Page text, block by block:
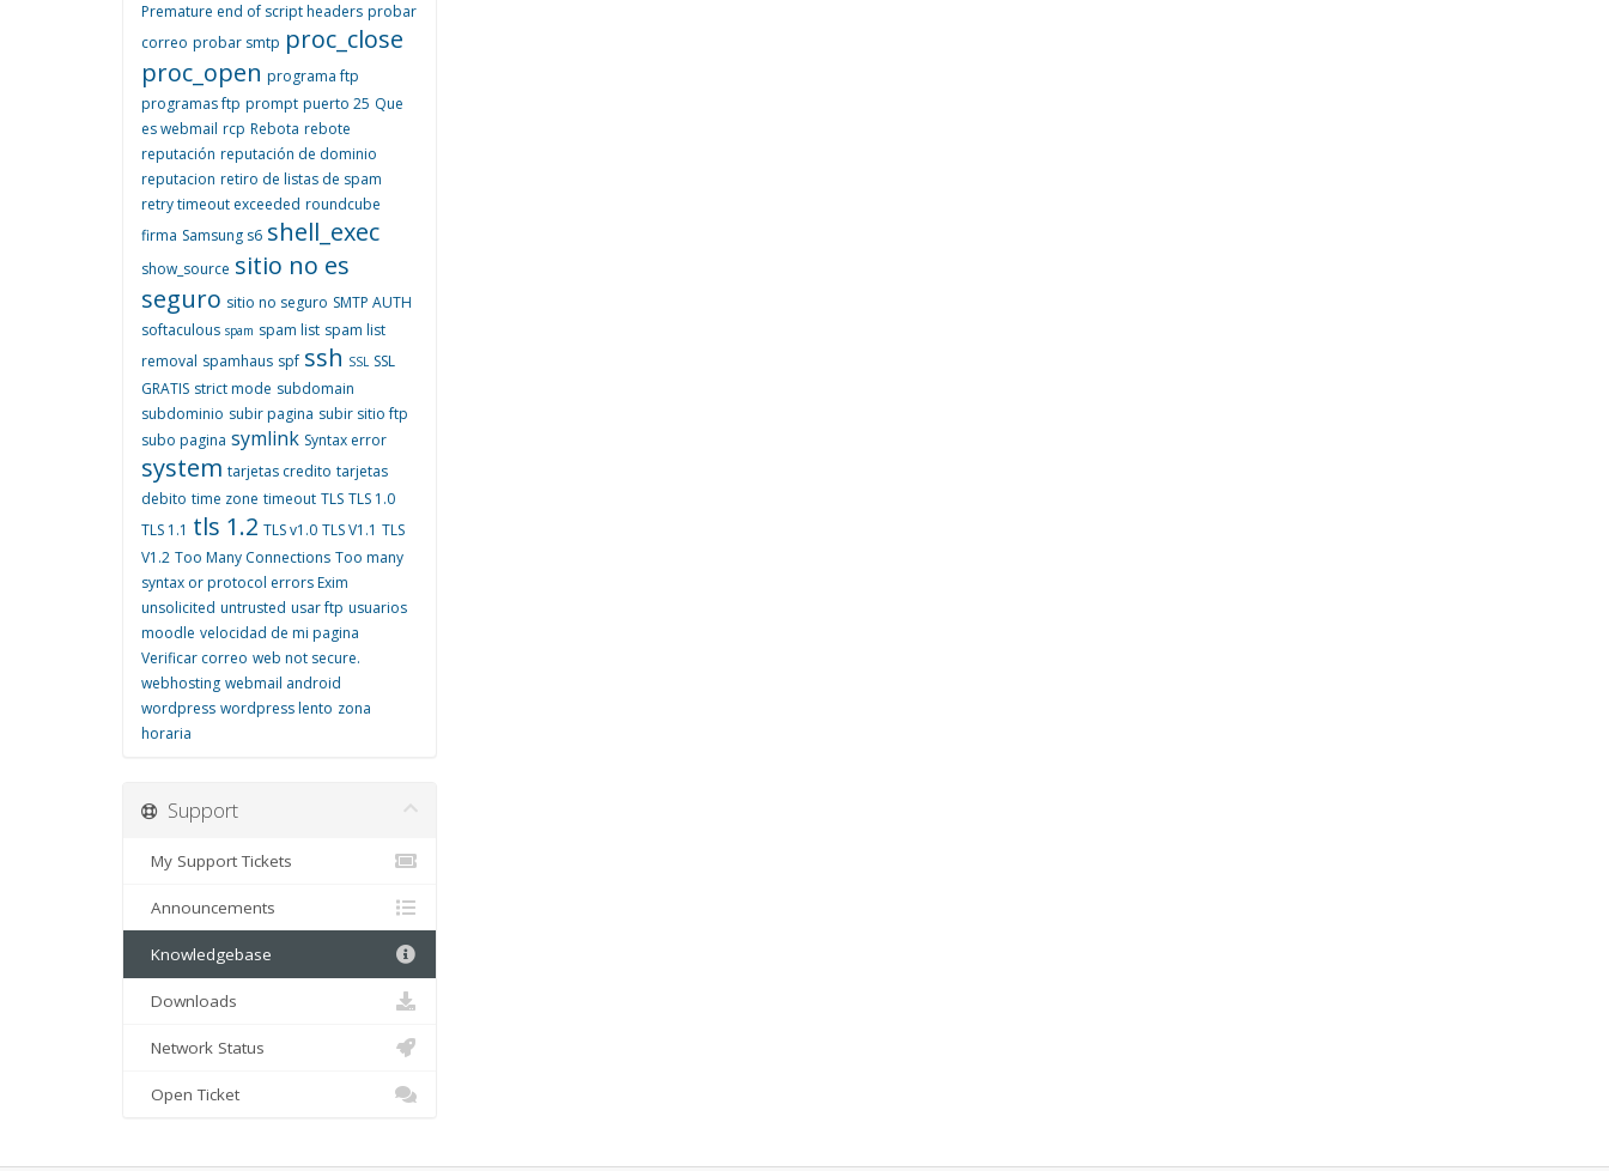
Premature end of script headers probar
correo probar smtp proc_close
proc_open programa ftp
programas ftp prompt puerto 25 Que
es webmail rcp Rebota rebote
reputación reputación de dominio
reputacion retiro de listas de spam
retry timeout exceeded roundcube
firma Samsung s6 shell_exec
show_source sitio no es
seguro sitio no seguro SMTP AUTH
softaculous spam spam list spam list
removal spamhaus spf ssh SSL SSL
GRATIS strict mode subdomain
subdominio subir pagina subir sitio ftp
subo pagina symlink Syntax error
system tarjetas credito tarjetas
debito time zone timeout TLS TLS 1.0
TLS 1.1 tls 1.2 TLS v1.0 TLS V1.1 TLS
V1.2 Too Many Connections Too many
syntax or protocol errors Exim
unsolicited untrusted usar ftp usuarios
moodle velocidad de mi pagina
Verificar correo web not secure.
webhosting webmail android
wordpress wordpress lento zona
horaria
Support
My Support Tickets
Announcements
Knowledgebase
Downloads
Network Status
Open Ticket